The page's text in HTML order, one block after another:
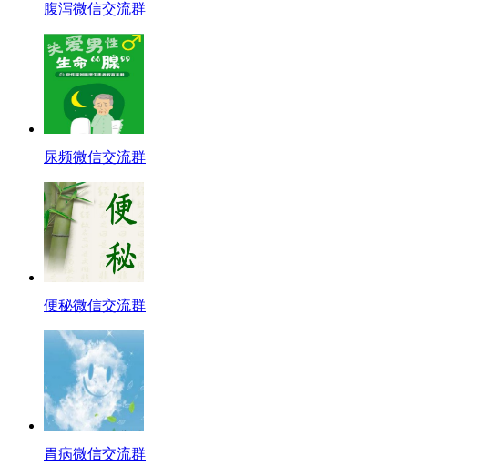
腹泻微信交流群
尿频微信交流群
便秘微信交流群
胃病微信交流群